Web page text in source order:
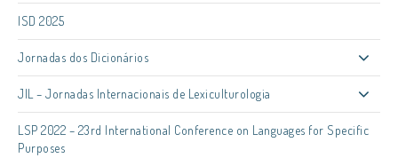
ISD 2025
Jornadas dos Dicionários
JIL – Jornadas Internacionais de Lexiculturologia
LSP 2022 – 23rd International Conference on Languages for Specific
Purposes